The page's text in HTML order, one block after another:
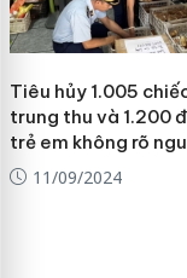
Tiêu hủy 1.005
trung thu và 1.200
trẻ em không rõ
11/09/2024